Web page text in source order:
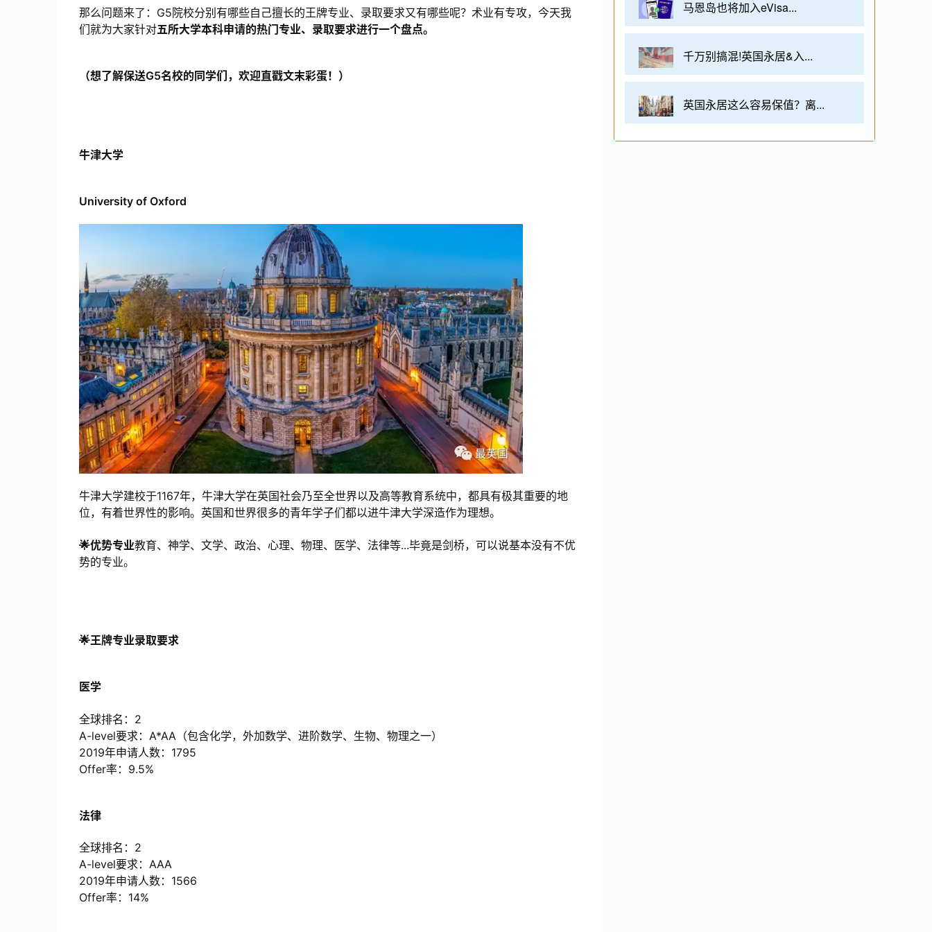
那么问题来了：G5院校分别有哪些自己擅长的王牌专业、录取要求又有哪些呢？术业有专攻，今天我
们就为大家针对五所大学本科申请的热门专业、录取要求进行一个盘点。
（想了解保送G5名校的同学们，欢迎直戳文末彩蛋！）
牛津大学
University of Oxford
牛津大学建校于1167年，牛津大学在英国社会乃至全世界以及高等教育系统中，都具有极其重要的地
位，有着世界性的影响。英国和世界很多的青年学子们都以进牛津大学深造作为理想。
🌟优势专业教育、神学、文学、政治、心理、物理、医学、法律等...毕竟是剑桥，可以说基本没有不优
势的专业。
🌟王牌专业录取要求
医学
全球排名：2
A-level要求：A*AA（包含化学，外加数学、进阶数学、生物、物理之一）
2019年申请人数：1795
Offer率：9.5%
法律
全球排名：2
A-level要求：AAA
2019年申请人数：1566
Offer率：14%
马恩岛也将加入eVisa...
千万别搞混!英国永居&入...
英国永居这么容易保值？离...